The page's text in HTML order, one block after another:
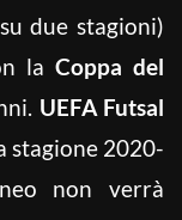
due stagioni)
la Coppa del
UEFA Futsal
stagione 2020-
non verrà